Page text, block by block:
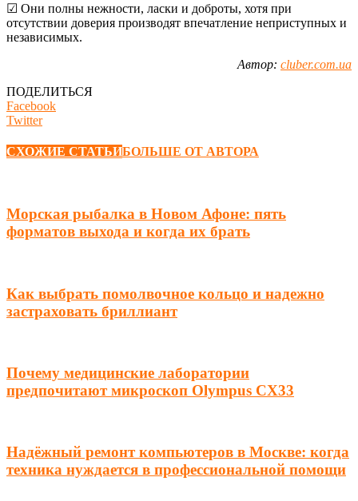
☑ Они полны нежности, ласки и доброты, хотя при
отсутствии доверия производят впечатление неприступных и
независимых.
Автор: cluber.com.ua
ПОДЕЛИТЬСЯ
Facebook
Twitter
СХОЖИЕ СТАТЬИБОЛЬШЕ ОТ АВТОРА
Морская рыбалка в Новом Афоне: пять
форматов выхода и когда их брать
Как выбрать помолвочное кольцо и надежно
застраховать бриллиант
Почему медицинские лаборатории
предпочитают микроскоп Olympus CX33
Надёжный ремонт компьютеров в Москве: когда
техника нуждается в профессиональной помощи